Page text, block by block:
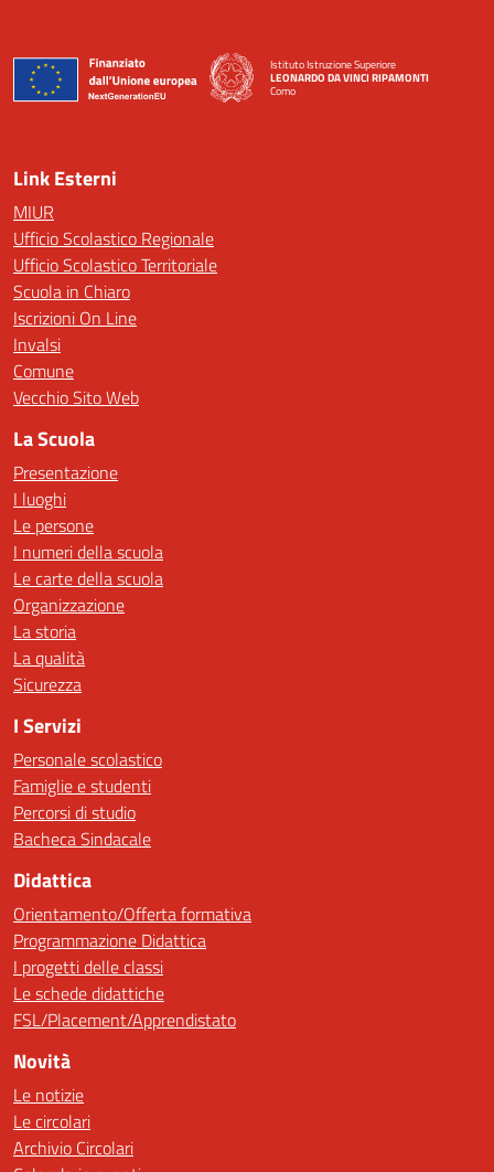
Istituto Istruzione Superiore
LEONARDO DA VINCI RIPAMONTI
Como
Link Esterni
MIUR
Ufficio Scolastico Regionale
Ufficio Scolastico Territoriale
Scuola in Chiaro
Iscrizioni On Line
Invalsi
Comune
Vecchio Sito Web
La Scuola
Presentazione
I luoghi
Le persone
I numeri della scuola
Le carte della scuola
Organizzazione
La storia
La qualità
Sicurezza
I Servizi
Personale scolastico
Famiglie e studenti
Percorsi di studio
Bacheca Sindacale
Didattica
Orientamento/Offerta formativa
Programmazione Didattica
I progetti delle classi
Le schede didattiche
FSL/Placement/Apprendistato
Novità
Le notizie
Le circolari
Archivio Circolari